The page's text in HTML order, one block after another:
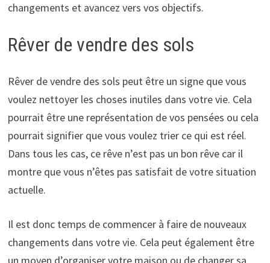
changements et avancez vers vos objectifs.
Rêver de vendre des sols
Rêver de vendre des sols peut être un signe que vous
voulez nettoyer les choses inutiles dans votre vie. Cela
pourrait être une représentation de vos pensées ou cela
pourrait signifier que vous voulez trier ce qui est réel.
Dans tous les cas, ce rêve n’est pas un bon rêve car il
montre que vous n’êtes pas satisfait de votre situation
actuelle.
Il est donc temps de commencer à faire de nouveaux
changements dans votre vie. Cela peut également être